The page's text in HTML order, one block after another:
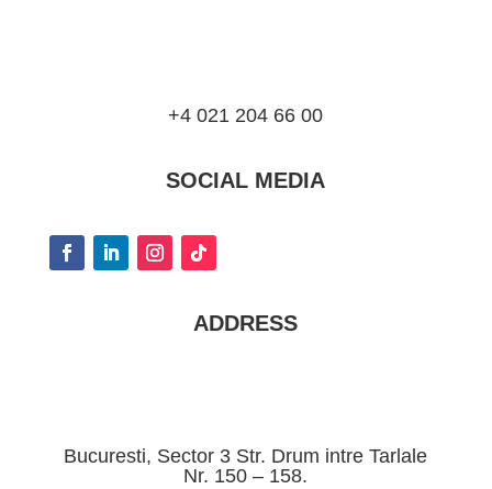
+4 021 204 66 00
SOCIAL MEDIA
ADDRESS
Bucuresti, Sector 3 Str. Drum intre Tarlale
Nr. 150 – 158.